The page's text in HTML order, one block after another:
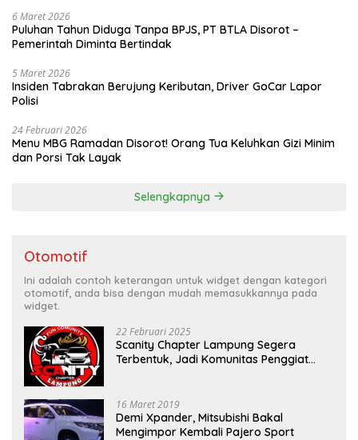
6 Maret 2026
Puluhan Tahun Diduga Tanpa BPJS, PT BTLA Disorot –
Pemerintah Diminta Bertindak
5 Maret 2026
Insiden Tabrakan Berujung Keributan, Driver GoCar Lapor
Polisi
24 Februari 2026
Menu MBG Ramadan Disorot! Orang Tua Keluhkan Gizi Minim
dan Porsi Tak Layak
Selengkapnya
Otomotif
Ini adalah contoh keterangan untuk widget dengan kategori
otomotif, anda bisa dengan mudah memasukkannya pada
widget.
22 Februari 2025
Scanity Chapter Lampung Segera
Terbentuk, Jadi Komunitas Penggiat
16 Maret 2019
Demi Xpander, Mitsubishi Bakal
Mengimpor Kembali Pajero Sport